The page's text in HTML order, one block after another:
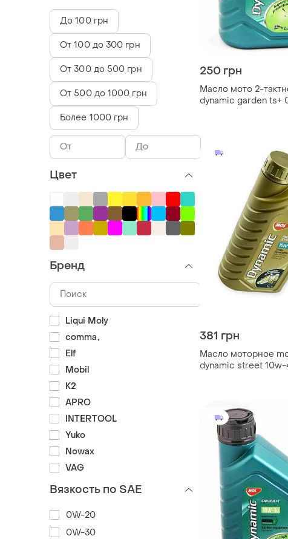
250 грн
Масло мото 2-
dynamic garden ts+
381 грн
Масло моторное
dynamic street
До 100 грн
От 100 до 300 грн
От 300 до 500 грн
От 500 до 1000 грн
Более 1000 грн
Цвет
Бренд
Liqui Moly
comma,
Elf
Mobil
K2
APRO
INTERTOOL
Yuko
Nowax
VAG
Вязкость по SAE
0W-20
0W-30